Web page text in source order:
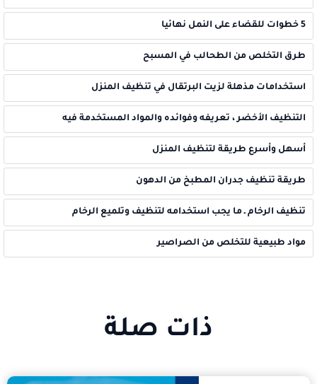
5 خطوات للقضاء على النمل نهائيا
طرق التخلص من الطحالب في المسبح
استخدامات مذهلة لزيت البرتقال في تنظيف المنزل
التنظيف الأخضر ، تعريفه وفوائده والمواد المستخدمة فيه
أسهل وأسرع طريقة لتنظيف المنزل
طريقة تنظيف جدران المطبخ من الدهون
تنظيف الرخام ـ ما يجب استخدامه لتنظيف وتلميع الرخام
مواد طبيعية للتخلص من الصراصير
ذات صلة